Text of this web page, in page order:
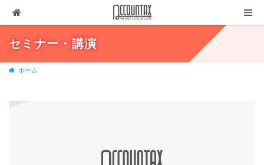
採用情報
セミナー・講演
ホーム